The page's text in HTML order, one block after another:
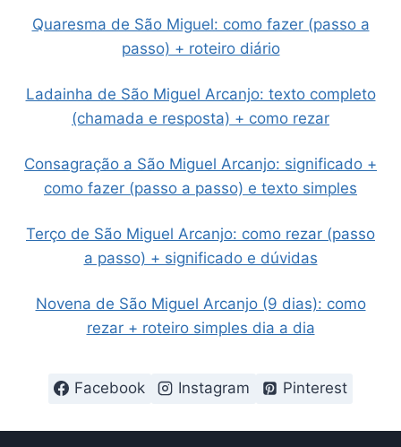
Quaresma de São Miguel: como fazer (passo a
passo) + roteiro diário
Ladainha de São Miguel Arcanjo: texto completo
(chamada e resposta) + como rezar
Consagração a São Miguel Arcanjo: significado +
como fazer (passo a passo) e texto simples
Terço de São Miguel Arcanjo: como rezar (passo
a passo) + significado e dúvidas
Novena de São Miguel Arcanjo (9 dias): como
rezar + roteiro simples dia a dia
Facebook Instagram Pinterest